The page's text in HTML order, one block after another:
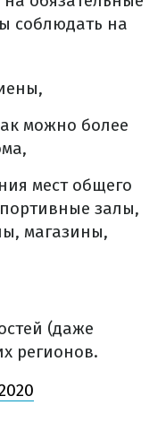
соблюдать на
можно более
мест общего
залы,
магазины,
(даже
регионов.